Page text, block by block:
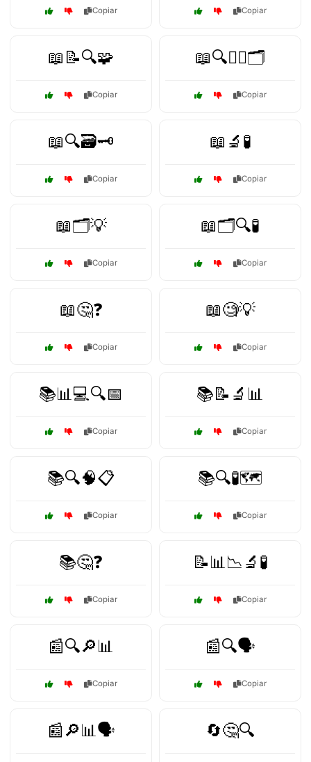
Copiar Copiar
📖📝🔍🧩
Copiar
📖🔍🕵️‍♀️🗂️
Copiar
📖🔍🗃️🗝️
Copiar
📖🔬🧪
Copiar
📖🗂️💡
Copiar
📖🗂️🔍🧪
Copiar
📖🤔❓
Copiar
📖🧐💡
Copiar
📚📊💻🔍📅
Copiar
📚📝🔬📊
Copiar
📚🔍🧠📋
Copiar
📚🔍🧪🗺️
Copiar
📚🤔❓
Copiar
📝📊📉🔬🧪
Copiar
📰🔍🔎📊
Copiar
📰🔍🗣️
Copiar
📰🔎📊🗣️ 🔄🤔🔍